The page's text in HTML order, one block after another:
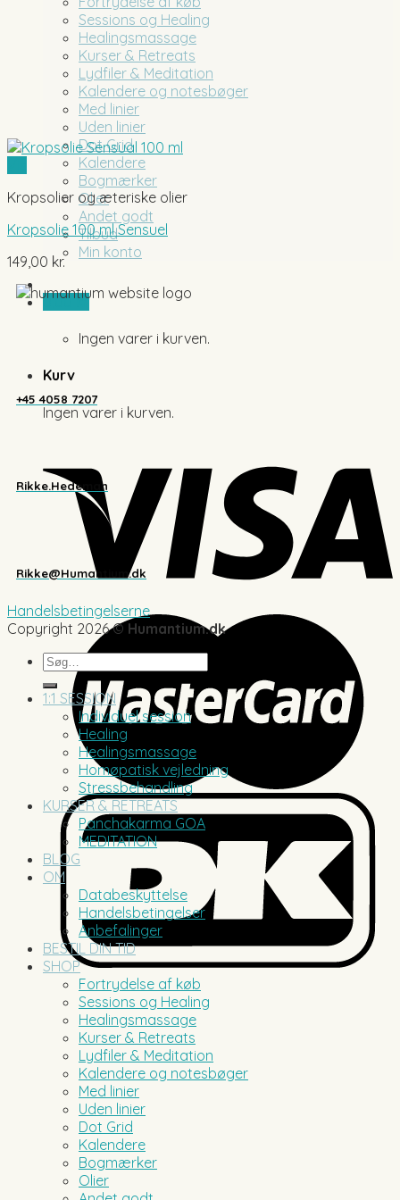
Sessions og Healing
Healingsmassage
Kurser & Retreats
Lydfiler & Meditation
Kalendere og notesbøger
Med linier
Uden linier
Dot Grid
Kalendere
Bogmærker
Olier
Andet godt
Tilbud
Min konto
0,00kr.
Ingen varer i kurven.
Kurv
Ingen varer i kurven.
Kropsolier og æteriske olier
Kropsolie 100 ml Sensuel
149,00 kr.
+45 4058 7207
Rikke.Hedeman
Rikke@Humantium.dk
Handelsbetingelserne
Copyright 2026 © Humantium.dk
Søg
efter:
1:1 SESSION
Individuel session
Healing
Healingsmassage
Homøpatisk vejledning
Stressbehandling
KURSER & RETREATS
Panchakarma GOA
MEDITATION
BLOG
OM
Databeskyttelse
Handelsbetingelser
Anbefalinger
BESTIL DIN TID
SHOP
Fortrydelse af køb
Sessions og Healing
Healingsmassage
Kurser & Retreats
Lydfiler & Meditation
Kalendere og notesbøger
Med linier
Uden linier
Dot Grid
Kalendere
Bogmærker
Olier